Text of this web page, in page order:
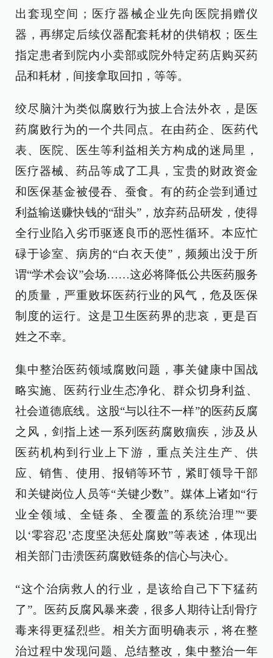
出套现空间；医疗器械企业先向医院捐赠仪
器，再绑定后续仪器配套耗材的供销权；医生
指定患者到院内小卖部或院外特定药店购买药
品和耗材，间接拿取回扣，等等。
绞尽脑汁为类似腐败行为披上合法外衣，是医
药腐败行为的一个共同点。在由药企、医药代
表、医院、医生等利益相关方构成的迷局里，
医疗器械、药品等成了工具，宝贵的财政资金
和医保基金被侵吞、蚕食。有的药企尝到通过
利益输送赚快钱的“甜头”，放弃药品研发，使得
全行业陷入劣币驱逐良币的恶性循环。本应忙
碌于诊室、病房的“白衣天使”，频频出没于所
谓“学术会议”会场……这必将降低公共医药服务
的质量，严重败坏医药行业的风气，危及医保
制度的运行。这是卫生医药界的悲哀，更是百
姓之不幸。
集中整治医药领域腐败问题，事关健康中国战
略实施、医药行业生态净化、群众切身利益、
社会道德底线。这股“与以往不一样”的医药反腐
之风，剑指上述一系列医药腐败痼疾，涉及从
医药机构到行业上下游，重点关注生产、供
应、销售、使用、报销等环节，紧盯领导干部
和关键岗位人员等“关键少数”。媒体上诸如“行
业全领域、全链条、全覆盖的系统治理”“要
以‘零容忍’态度坚决惩处腐败”等表述，体现出
相关部门击溃医药腐败链条的信心与决心。
“这个治病救人的行业，是该给自己下下猛药
了”。医药反腐风暴来袭，很多人期待让刮骨疗
毒来得更猛烈些。相关方面明确表示，将在整
治过程中发现问题、总结整改，集中整治一年